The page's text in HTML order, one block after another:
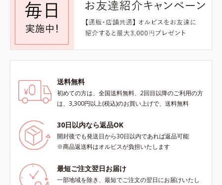
送料無料
初めての方は、全国送料無料、2回目以降のご利用の方
は、3,300円以上(税込)のお買い上げで、送料無料
30日以内なら返品OK
開封後でも発送日から30日以内であれば返品可能
※商品返送料はオルビスが負担いたします
最短ご注文翌日お届け
一部地域を除き、最短でご注文の翌日にお届けいたし